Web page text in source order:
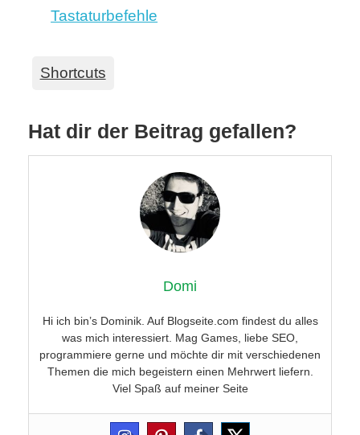
Tastaturbefehle
Shortcuts
Hat dir der Beitrag gefallen?
Domi
Hi ich bin’s Dominik. Auf Blogseite.com findest du alles
was mich interessiert. Mag Games, liebe SEO,
programmiere gerne und möchte dir mit verschiedenen
Themen die mich begeistern einen Mehrwert liefern.
Viel Spaß auf meiner Seite